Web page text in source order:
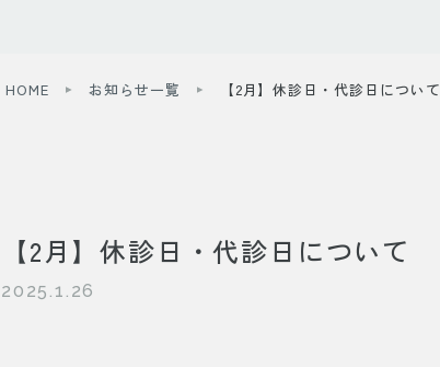
HOME お知らせ一覧 【2月】休診日・代診日について
【2月】休診日・代診日について
2025.1.26